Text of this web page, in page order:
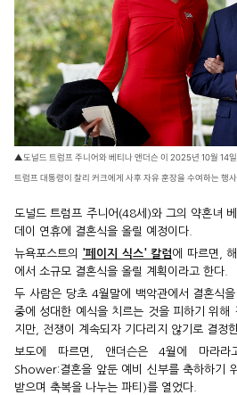
▲도널드 트럼프 주니어와 베티나 앤더슨 이 2025년 10월 14
트럼프 대통령이 찰리 커크에게 사후 자유 훈장을 수여하는 행
도널드 트럼프 주니어(48세)와 그의 약혼녀
데이 연휴에 결혼식을 올릴 예정이다.
뉴욕포스트의 '페이지 식스' 칼럼에 따르면,
에서 소규모 결혼식을 올릴 계획이라고 한다.
두 사람은 당초 4월말에 백악관에서 결혼식
중에 성대한 예식을 치르는 것을 피하기 위해
지만, 전쟁이 계속되자 기다리지 않기로 결정
보도에 따르면, 앤더슨은 4월에 마라라
Shower:결혼을 앞둔 예비 신부를 축하하기
받으며 축복을 나누는 파티)를 열었다.